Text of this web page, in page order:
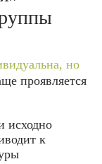
но
проявляется
исходно
к